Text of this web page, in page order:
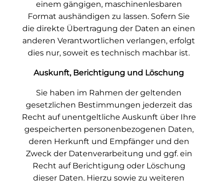
einem gängigen, maschinenlesbaren
Format aushändigen zu lassen. Sofern Sie
die direkte Übertragung der Daten an einen
anderen Verantwortlichen verlangen, erfolgt
dies nur, soweit es technisch machbar ist.
Auskunft, Berichtigung und Löschung
Sie haben im Rahmen der geltenden
gesetzlichen Bestimmungen jederzeit das
Recht auf unentgeltliche Auskunft über Ihre
gespeicherten personenbezogenen Daten,
deren Herkunft und Empfänger und den
Zweck der Datenverarbeitung und ggf. ein
Recht auf Berichtigung oder Löschung
dieser Daten. Hierzu sowie zu weiteren